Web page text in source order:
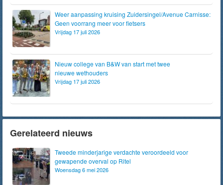
Weer aanpassing kruising Zuidersingel/Avenue Carnisse:
Geen voorrang meer voor fietsers
Vrijdag 17 juli 2026
Nieuw college van B&W van start met twee
nieuwe wethouders
Vrijdag 17 juli 2026
Gerelateerd nieuws
Tweede minderjarige verdachte veroordeeld voor
gewapende overval op Ritel
Woensdag 6 mei 2026